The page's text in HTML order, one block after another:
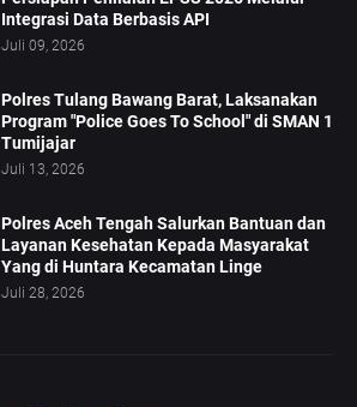
Integrasi Data Berbasis API
Juli 09, 2026
Polres Tulang Bawang Barat, Laksanakan
Program "Police Goes To School" di SMAN 1
Tumijajar
Juli 13, 2026
Polres Aceh Tengah Salurkan Bantuan dan
Layanan Kesehatan Kepada Masyarakat
Yang di Huntara Kecamatan Linge
Juli 28, 2026